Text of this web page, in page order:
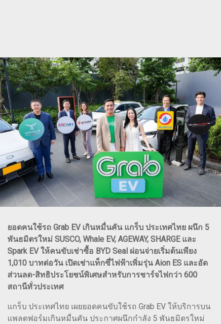
ยอดคนใช้รถ Grab EV เกินหมื่นคัน แกร็บ ประเทศไทย ผนึก 5
พันธมิตรใหม่ SUSCO, Whale EV, AGEWAY, SHARGE และ
Spark EV ให้คนขับเช่าซื้อ BYD Seal ผ่อนจ่ายเริ่มต้นเพียง
1,010 บาทต่อวัน เปิดเช่าแท็กซี่ไฟฟ้าเพิ่มรุ่น Aion ES และอัด
ส่วนลด-สิทธิประโยชน์พิเศษสำหรับการชาร์จไฟกว่า 600
สถานีทั่วประเทศ
แกร็บ ประเทศไทย เผยยอดคนขับใช้รถ Grab EV ให้บริการบน
แพลตฟอร์มเกินหมื่นคัน ประกาศผนึกกำลัง 5 พันธมิตรใหม่